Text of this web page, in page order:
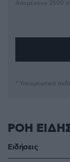
Απομένουν 2500
* Υποχρεωτικά
ΡΟΗ
Ειδήσεις